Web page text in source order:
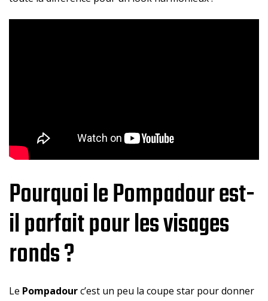
Pourquoi le Pompadour est-
il parfait pour les visages
ronds ?
Le Pompadourc’est un peu la coupe star pour donner